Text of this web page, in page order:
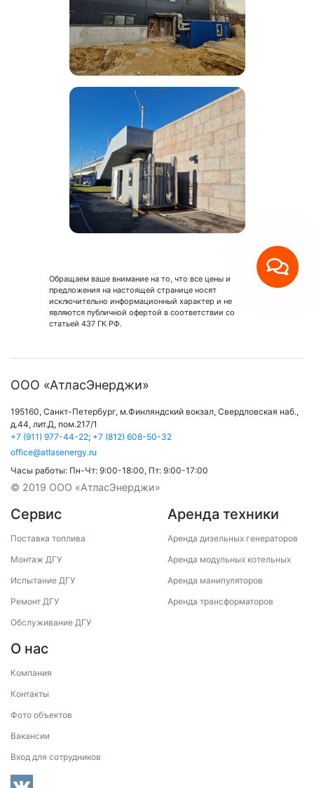
Обращаем ваше внимание на то, что все цены и
предложения на настоящей странице носят
исключительно информационный характер и не
являются публичной офертой в соответствии со
статьей 437 ГК РФ.
ООО «АтласЭнерджи»
195160, Санкт-Петербург, м.Финляндский вокзал, Свердловская наб.,
д.44, лит.Д, пом.217/1
+7 (911) 977-44-22; +7 (812) 608-50-32
office@atlasenergy.ru
Часы работы: Пн-Чт: 9:00-18:00, Пт: 9:00-17:00
© 2019 ООО «АтласЭнерджи»
Сервис
Поставка топлива
Монтаж ДГУ
Испытание ДГУ
Ремонт ДГУ
Обслуживание ДГУ
Аренда техники
Аренда дизельных генераторов
Аренда модульных котельных
Аренда манипуляторов
Аренда трансформаторов
О нас
Компания
Контакты
Фото объектов
Вакансии
Вход для сотрудников